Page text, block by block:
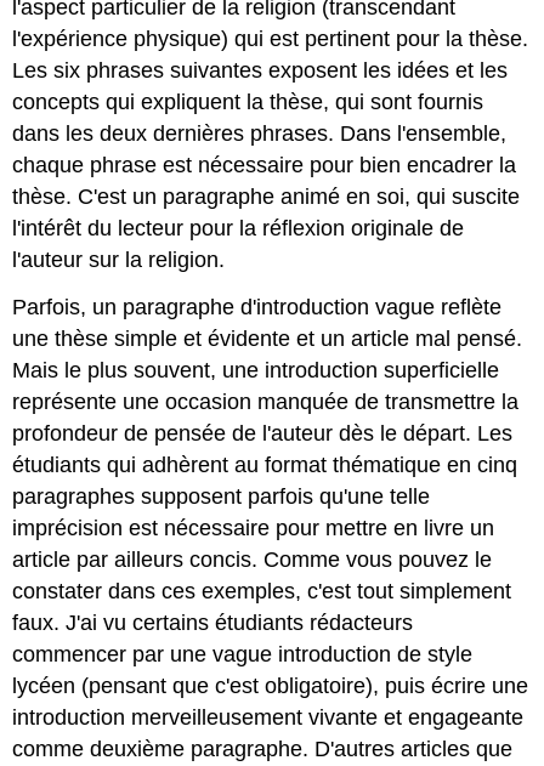
l'aspect particulier de la religion (transcendant
l'expérience physique) qui est pertinent pour la thèse.
Les six phrases suivantes exposent les idées et les
concepts qui expliquent la thèse, qui sont fournis
dans les deux dernières phrases. Dans l'ensemble,
chaque phrase est nécessaire pour bien encadrer la
thèse. C'est un paragraphe animé en soi, qui suscite
l'intérêt du lecteur pour la réflexion originale de
l'auteur sur la religion.
Parfois, un paragraphe d'introduction vague reflète
une thèse simple et évidente et un article mal pensé.
Mais le plus souvent, une introduction superficielle
représente une occasion manquée de transmettre la
profondeur de pensée de l'auteur dès le départ. Les
étudiants qui adhèrent au format thématique en cinq
paragraphes supposent parfois qu'une telle
imprécision est nécessaire pour mettre en livre un
article par ailleurs concis. Comme vous pouvez le
constater dans ces exemples, c'est tout simplement
faux. J'ai vu certains étudiants rédacteurs
commencer par une vague introduction de style
lycéen (pensant que c'est obligatoire), puis écrire une
introduction merveilleusement vivante et engageante
comme deuxième paragraphe. D'autres articles que